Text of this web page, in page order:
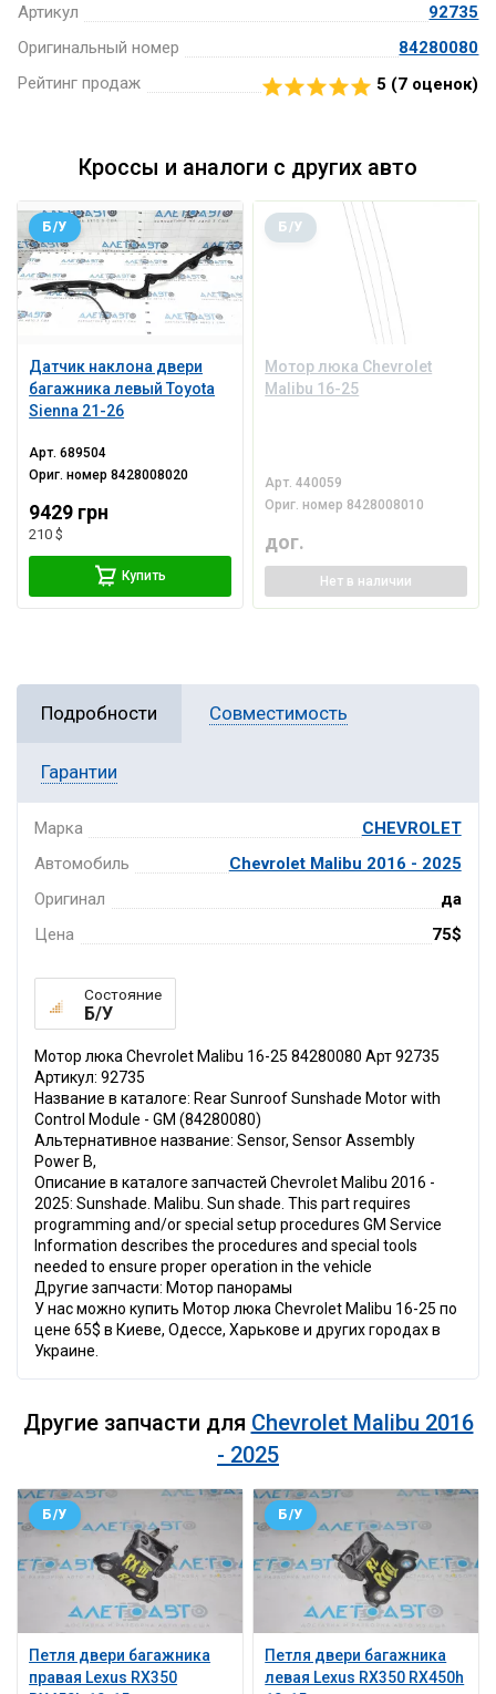
Артикул
92735
Оригинальный номер
84280080
Рейтинг продаж
5 (7 оценок)
Кроссы и аналоги с других авто
Датчик наклона двери
багажника левый Toyota
Sienna 21-26
Б/У
Арт.689504
Ориг. номер8428008020
9429 грн
210 $
Купить
Мотор люка Chevrolet
Malibu 16-25
Б/У
Арт.440059
Ориг. номер 8428008010
дог.
Нет в наличии
Подробности Совместимость
Гарантии
Марка
CHEVROLET
Автомобиль
Chevrolet Malibu 2016 - 2025
Оригинал
да
Цена
75$
Состояние
Б/У
Мотор люка Chevrolet Malibu 16-25 84280080 Арт 92735
Артикул: 92735
Название в каталоге: Rear Sunroof Sunshade Motor with
Control Module - GM (84280080)
Альтернативное название: Sensor, Sensor Assembly
Power B,
Описание в каталоге запчастей Chevrolet Malibu 2016 -
2025: Sunshade. Malibu. Sun shade. This part requires
programming and/or special setup procedures GM Service
Information describes the procedures and special tools
needed to ensure proper operation in the vehicle
Другие запчасти: Мотор панорамы
У нас можно купить Мотор люка Chevrolet Malibu 16-25 по
цене 65$ в Киеве, Одессе, Харькове и других городах в
Украине.
Другие запчасти для Chevrolet Malibu 2016
- 2025
Петля двери багажника
правая Lexus RX350
Б/У
Петля двери багажника
левая Lexus RX350 RX450h
Б/У